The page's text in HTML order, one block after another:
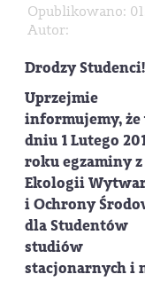
Opublikowano:
Autor:
Drodzy Studenci!
Uprzejmie
informujemy, że
dniu 1 Lutego
roku egzaminy z
Ekologii
i Ochrony
dla Studentów
studiów
stacjonarnych i